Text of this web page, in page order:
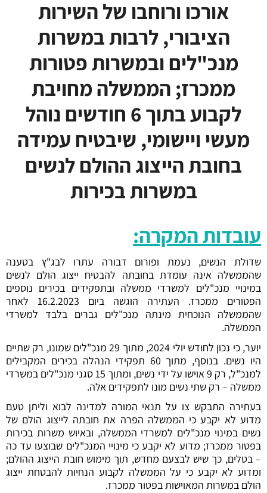
אורכו ורוחבו של השירות
הציבורי, לרבות במשרות
מנכ"לים ובמשרות פטורות
ממכרז; הממשלה מחויבת
לקבוע בתוך 6 חודשים נוהל
מעשי ויישומי, שיבטיח עמידה
בחובת הייצוג ההולם לנשים
במשרות בכירות
עובדות המקרה:
שדולת הנשים, נעמת ופורום דבורה עתרו לבג"ץ בטענה
שהממשלה אינה עומדת בחובתה להבטיח ייצוג הולם לנשים
במינויי מנכ"לים למשרדי ממשלה ובתפקידים בכירים נוספים
הפטורים ממכרז. העתירה הוגשה ביום 16.2.2023 לאחר
שהממשלה הנוכחית מינתה מנכ"לים גברים בלבד למשרדי
הממשלה.
יוער, כי נכון לחודש יולי 2024, מתוך 29 מנכ"לים שמונו, רק שתיים
היו נשים. בנוסף, מתוך 60 תפקידי הנהלה בכירים המקבילים
למנכ"ל, רק 9 אוישו על ידי נשים, ומתוך 15 סגני מנכ"לים במשרדי
ממשלה – רק שתי נשים מונו לתפקידים אלה.
בעתירה התבקש צו על תנאי המורה למדינה לבוא וליתן טעם
מדוע לא יקבע כי הממשלה הפרה את חובתה לייצוג הולם של
נשים במינוי מנכ"לים למשרדי הממשלה, ובאיוש משרות בכירות
בפטור ממכרז; מדוע לא יקבע כי מינויי המנכ"לים שבוצעו עד כה
– בטלים, כך שיש לבצעם מחדש, תוך מימוש חובת הייצוג ההולם;
ומדוע לא יקבע כי על הממשלה לקבוע הנחיות להבטחת ייצוג
הולם במשרות המאוישות בפטור ממכרז.